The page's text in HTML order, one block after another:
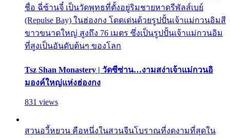
ชื่อ ฉี่ซ้านจี๋ เป็นวัดพุทธที่ตั้งอยู่ริมชายหาดรีพัลส์เบย์
(Repulse Bay) ในฮ่องกง โดดเด่นด้วยรูปปั้นเจ้าแม่กวนอิมสี
ขาวขนาดใหญ่ สูงถึง 76 เมตร ซึ่งเป็นรูปปั้นเจ้าแม่กวนอิม
ที่สูงเป็นอันดับต้นๆ ของโลก
Tsz Shan Monastery | วัดซีซ่าน…งามสง่าเจ้าแม่กวนอิ
มองค์ใหญ่แห่งฮ่องกง
831 views
สวนอวี้หยวน คือหนึ่งในสวนจีนโบราณที่งดงามที่สุดใน